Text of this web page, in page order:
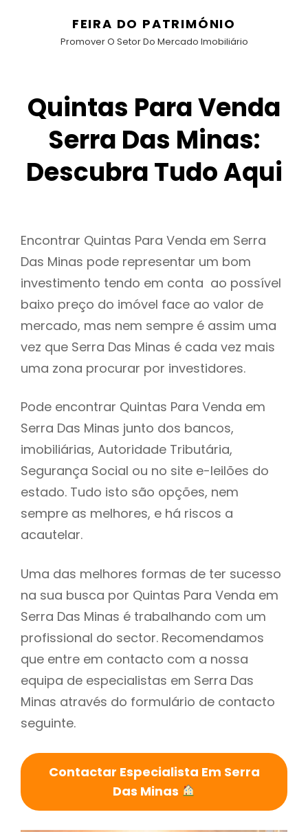
FEIRA DO PATRIMÓNIO
Promover O Setor Do Mercado Imobiliário
Quintas Para Venda
Serra Das Minas:
Descubra Tudo Aqui
Encontrar Quintas Para Venda em Serra
Das Minas pode representar um bom
investimento tendo em conta ao possível
baixo preço do imóvel face ao valor de
mercado, mas nem sempre é assim uma
vez que Serra Das Minas é cada vez mais
uma zona procurar por investidores.
Pode encontrar Quintas Para Venda em
Serra Das Minas junto dos bancos,
imobiliárias, Autoridade Tributária,
Segurança Social ou no site e-leilões do
estado. Tudo isto são opções, nem
sempre as melhores, e há riscos a
acautelar.
Uma das melhores formas de ter sucesso
na sua busca por Quintas Para Venda em
Serra Das Minas é trabalhando com um
profissional do sector. Recomendamos
que entre em contacto com a nossa
equipa de especialistas em Serra Das
Minas através do formulário de contacto
seguinte.
Contactar Especialista Em Serra
Das Minas